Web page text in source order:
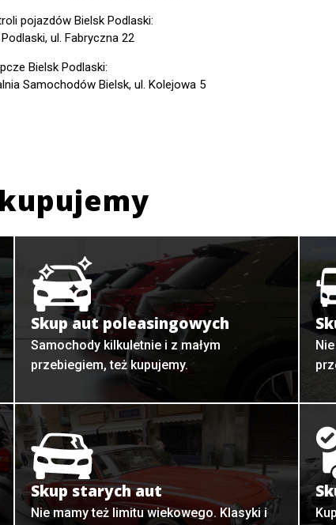
pojazdów Bielsk Podlaski:
Podlaski, ul. Fabryczna 22
Bielsk Podlaski:
Samochodów Bielsk, ul. Kolejowa 5
Skup aut poleasingowych
Samochody kilkuletnie i z małym
przebiegiem, też kupujemy.
Skup starych aut
Nie mamy też limitu wiekowego. Klasyki i